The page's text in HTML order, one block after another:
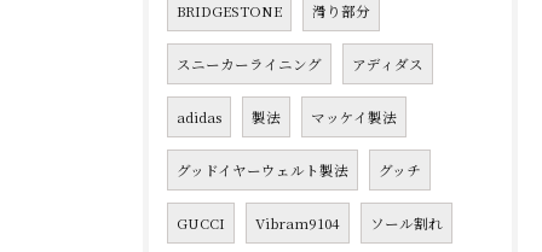
BRIDGESTONE 滑り部分
スニーカーライニング アディダス
adidas 製法 マッケイ製法
グッドイヤーウェルト製法 グッチ
GUCCI Vibram9104 ソール割れ